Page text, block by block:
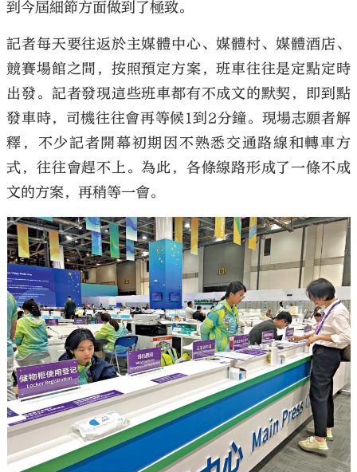
到今屆細節方面做到了極致。
記者每天要往返於主媒體中心、媒體村、媒體酒店、
競賽場館之間，按照預定方案，班車往往是定點定時
出發。記者發現這些班車都有不成文的默契，即到點
發車時，司機往往會再等候1到2分鐘。現場志願者解
釋，不少記者開幕初期因不熟悉交通路線和轉車方
式，往往會趕不上。為此，各條線路形成了一條不成
文的方案，再稍等一會。